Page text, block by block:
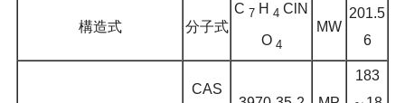
構造式 分子式
C 7 H 4 ClN
O 4
MW
201.5
6
CAS
183